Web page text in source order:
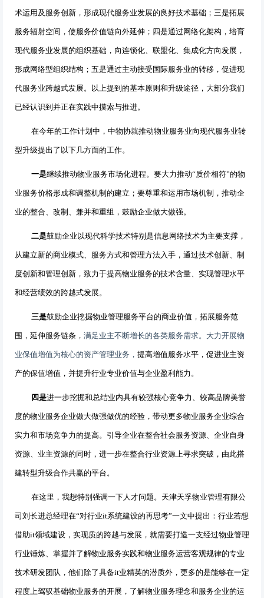
术运用及服务创新，形成现代服务业发展的良好技术基础；三是拓展
服务辐射空间，使服务价值链向外延伸；四是通过网络化架构，培育
现代服务业发展的组织基础，向连锁化、联盟化、集成化方向发展，
形成网络型组织结构；五是通过主动接受国际服务业的转移，促进现
代服务业跨越式发展。以上提到的基本原则和升级途径，大部分我们
已经认识到并正在实践中摸索与推进。
在今年的工作计划中，中物协就推动物业服务业向现代服务业转
型升级提出了以下几方面的工作。
一是继续推动物业服务市场化进程。要大力推动“质价相符”的物
业服务价格形成和调整机制的建立；要尊重和运用市场机制，推动企
业的整合、改制、兼并和重组，鼓励企业做大做强。
二是鼓励企业以现代科学技术特别是信息网络技术为主要支撑，
从建立新的商业模式、服务方式和管理方法入手，通过技术创新、制
度创新和管理创新，致力于提高物业服务的技术含量、实现管理水平
和经营绩效的跨越式发展。
三是鼓励企业挖掘物业管理服务平台的商业价值，拓展服务范
围，延伸服务链条， 满足业主不断增长的各类服务需求。大力开展物
业保值增值为核心的资产管理业务， 提高增值服务水平，促进业主资
产的保值增值，并提升行业专业价值与企业盈利能力。
四是进一步挖掘和总结业内具有较强核心竞争力、较高品牌美誉
度的物业服务企业做大做强做优的经验，带动更多物业服务企业综合
实力和市场竞争力的提高。引导企业在整合社会服务资源、企业自身
资源、业主资源的同时，进一步在整合行业资源上寻求突破，由此搭
建转型升级合作共赢的平台。
在这里，我想特别强调一下人才问题。天津天孚物业管理有限公
司刘长进总经理在“对行业it系统建设的再思考”一文中提出：行业若想
借助it领域建设，实现质的跨越与发展，就需要打造一支经过物业管理
行业锤炼、掌握并了解物业服务实践和物业服务运营客观规律的专业
技术研发团队，他们除了具备it业精英的潜质外，更多的是能够在一定
程度上驾驭基础物业服务的开展，了解物业服务理念和服务企业的运